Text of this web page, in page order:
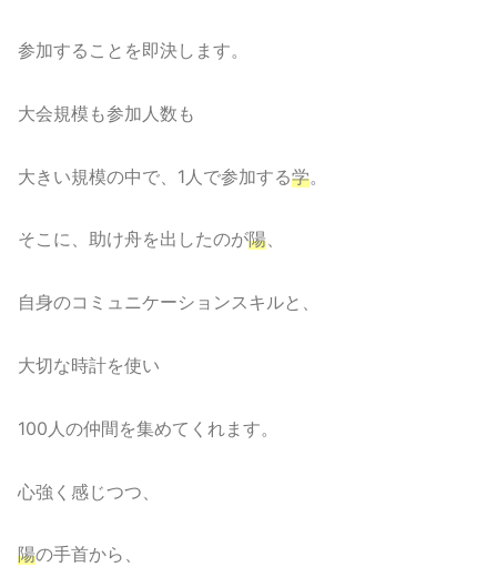
参加することを即決します。
大会規模も参加人数も
大きい規模の中で、1人で参加する学。
そこに、助け舟を出したのが陽、
自身のコミュニケーションスキルと、
大切な時計を使い
100人の仲間を集めてくれます。
心強く感じつつ、
陽の手首から、